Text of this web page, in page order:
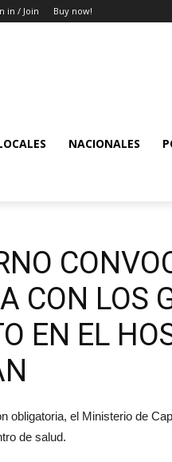
in / Join Buy now!
NACIONALES
CON LOS
EN EL
obligatoria, el Ministerio de
de salud.